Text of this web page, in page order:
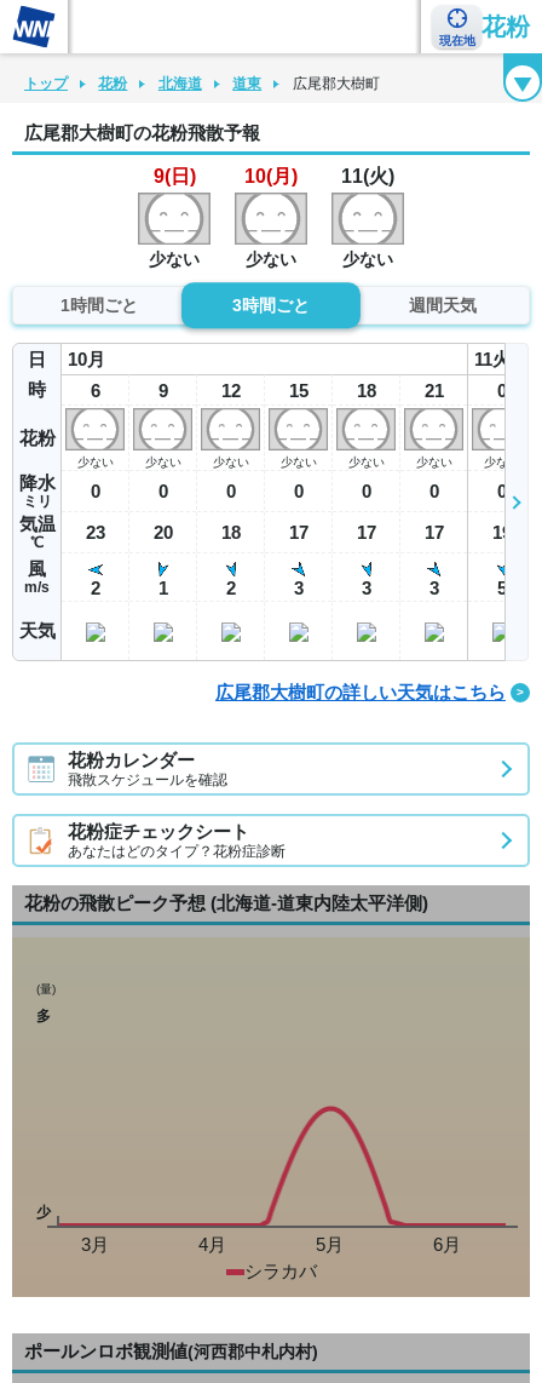
現在地
花粉
花粉カレンダー 花粉図鑑 花粉症チェックシート 花粉症ハンドブック
トップ 花粉 北海道 道東 広尾郡大樹町
広尾郡大樹町の花粉飛散予報
9(日)
少ない
10(月)
少ない
11(火)
少ない
1時間ごと 3時間ごと 週間天気
日
時
花粉
降水
ミリ
気温
℃
風
m/s
天気
10月
6
少ない
0
23
2
9
少ない
0
20
1
12
少ない
0
18
2
15
少ない
0
17
3
18
少ない
0
17
3
21
少ない
0
17
3
11火
0
少ない
0
19
5
広尾郡大樹町の詳しい天気はこちら
花粉カレンダー
飛散スケジュールを確認
花粉症チェックシート
あなたはどのタイプ？花粉症診断
花粉の飛散ピーク予想 (北海道-道東内陸太平洋側)
(量)
多
少
3月 4月 5月
6月
シラカバ
ポールンロボ観測値(河西郡中札内村)